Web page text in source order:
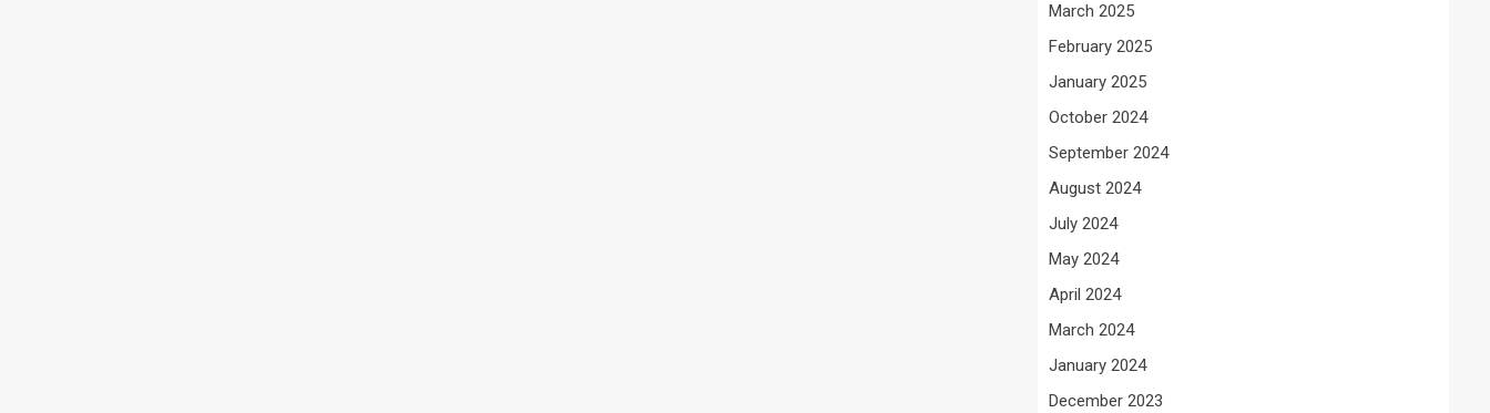
March 2025
February 2025
January 2025
October 2024
September 2024
August 2024
July 2024
May 2024
April 2024
March 2024
January 2024
December 2023